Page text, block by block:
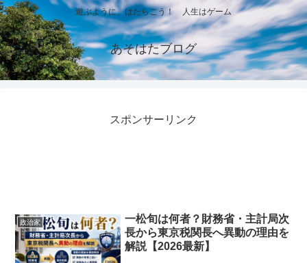
遊ぶように、はたらこう！ 人生はゲーム
あそはたブログ
スポンサーリンク
政治家
一松旬は何者？財務省・主計局次
長から東京税関長へ異動の理由を
解説【2026最新】